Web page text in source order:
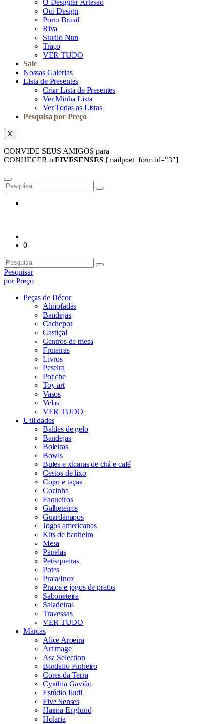
O Designer Artesão
Oui Design
Porto Brasil
Riva
Studio Nun
Traço
VER TUDO
Sale
Nossas Galerias
Lista de Presentes
Criar Lista de Presentes
Ver Minha Lista
Ver Todas as Listas
Pesquisa por Preço
X
CONVIDE SEUS AMIGOS para
CONHECER o FIVESENSES [mailpoet_form id="3"]
0
Pesquisar
por Preço
Peças de Décor
Almofadas
Bandejas
Cachepot
Castiçal
Centros de mesa
Fruteiras
Livros
Peseira
Potiche
Toy art
Vasos
Velas
VER TUDO
Utilidades
Baldes de gelo
Bandejas
Boleiras
Bowls
Bules e xícaras de chá e café
Cestos de lixo
Copo e taças
Cozinha
Faqueiros
Galheteiros
Guardanapos
Jogos americanos
Kits de banheiro
Mesa
Panelas
Petisqueiras
Potes
Prata/Inox
Pratos e jogos de pratos
Saboneteira
Saladeiras
Travessas
VER TUDO
Marcas
Alice Aroeira
Artimage
Asa Selection
Bordallo Pinheiro
Cores da Terra
Cynthia Gavião
Estúdio Iludi
Five Senses
Hanna Englund
Holaria